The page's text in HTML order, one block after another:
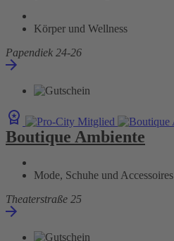
Körper und Wellness
Papendiek 24-26
Boutique Ambiente
Mode, Schuhe und Accessoires
Theaterstraße 25